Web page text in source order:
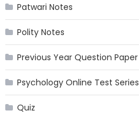
Patwari Notes
Polity Notes
Previous Year Question Paper
Psychology Online Test Series
Quiz